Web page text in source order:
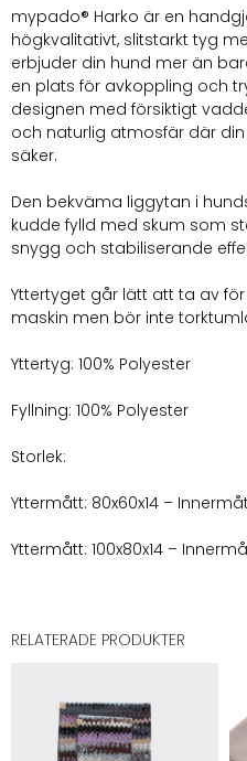
mypado® Harko är en
högkvalitativt, slitstarkt tyg
erbjuder din hund mer än
en plats för avkoppling och
designen med försiktigt
och naturlig atmosfär där
säker.
Den bekväma liggytan i
kudde fylld med skum som
snygg och stabiliserande
Yttertyget går lätt att ta av
maskin men bör inte
Yttertyg: 100% Polyester
Fyllning: 100% Polyester
Storlek:
Yttermått: 80x60x14 –
Yttermått: 100x80x14 –
RELATERADE PRODUKTER